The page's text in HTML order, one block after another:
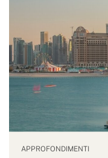
APPROFONDIMENTI